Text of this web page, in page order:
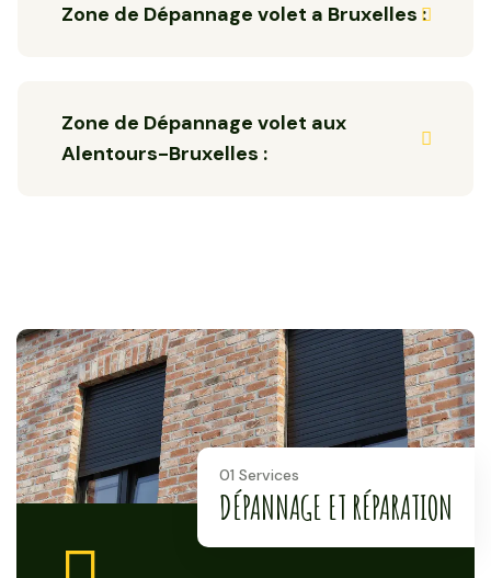
Zone de Dépannage volet a Bruxelles :
Zone de Dépannage volet aux
Alentours-Bruxelles :
01 Services
DÉPANNAGE ET RÉPARATION